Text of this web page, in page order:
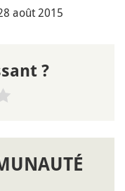
août 2015
?